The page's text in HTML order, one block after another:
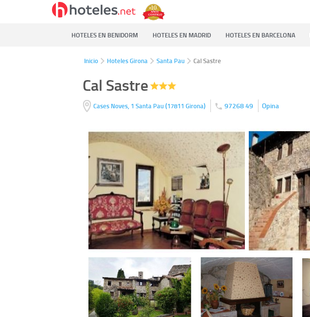
HOTELES EN BENIDORM HOTELES EN MADRID HOTELES EN BARCELONA
Inicio Hoteles Girona Santa Pau Cal Sastre
Cal Sastre
Cases Noves, 1 Santa Pau(17811 Girona) 97268 49 Opina